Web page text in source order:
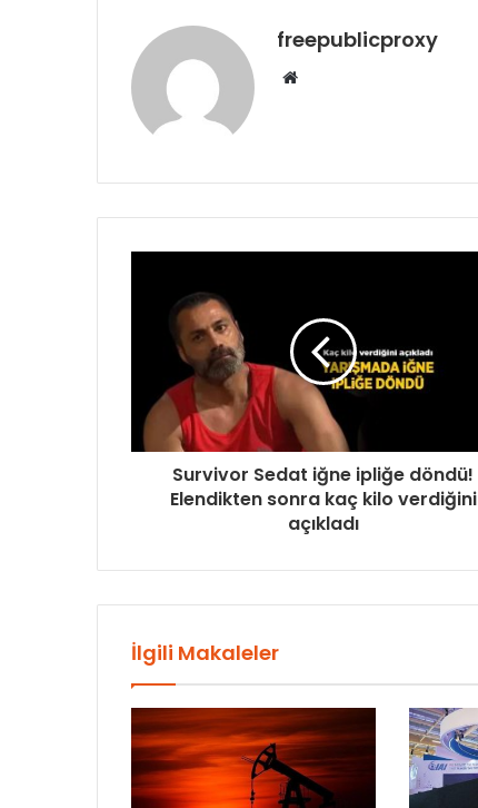
freepublicproxy
Web
Survivor Sedat iğne ipliğe döndü!
Elendikten sonra kaç kilo verdiğini
açıkladı
İlgili Makaleler